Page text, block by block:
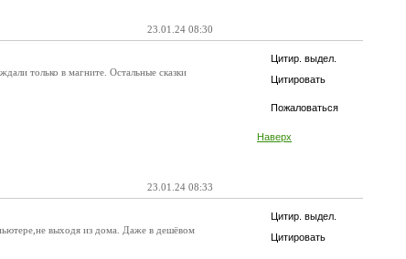
23.01.24 08:30
Цитир. выдел.
Цитировать
Пожаловаться
Наверх
только в магните. Остальные сказки
23.01.24 08:33
Цитир. выдел.
Цитировать
выходя из дома. Даже в дешёвом